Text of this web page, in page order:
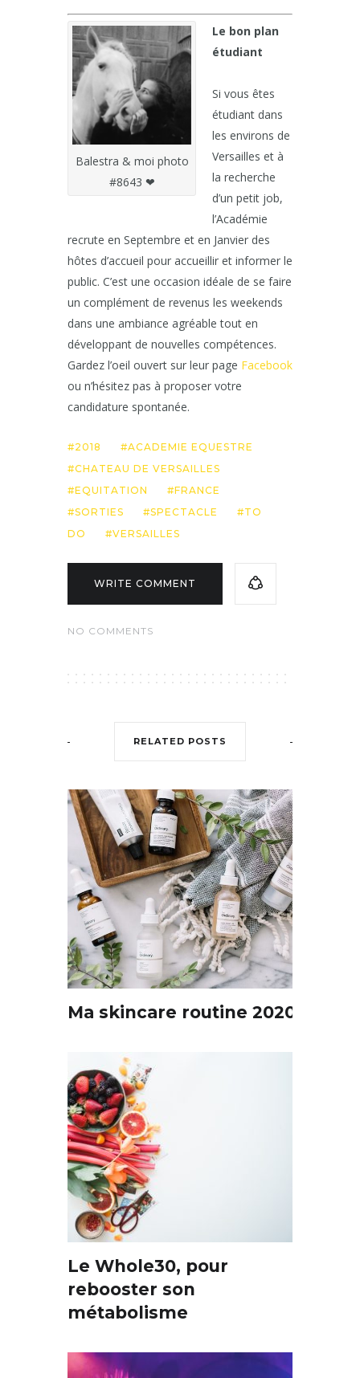
Balestra & moi photo
#8643 ❤
Le bon plan
étudiant
Si vous êtes
étudiant dans
les environs de
Versailles et à
la recherche
d’un petit job,
l’Académie
recrute en Septembre et en Janvier des
hôtes d’accueil pour accueillir et informer le
public. C’est une occasion idéale de se faire
un complément de revenus les weekends
dans une ambiance agréable tout en
développant de nouvelles compétences.
Gardez l’oeil ouvert sur leur page Facebook
ou n’hésitez pas à proposer votre
candidature spontanée.
2018
ACADEMIE EQUESTRE
CHATEAU DE VERSAILLES
EQUITATION
FRANCE
SORTIES
SPECTACLE
TO
DO
VERSAILLES
WRITE COMMENT
NO COMMENTS
RELATED POSTS
Ma skincare routine 2020
Le Whole30, pour
rebooster son
métabolisme